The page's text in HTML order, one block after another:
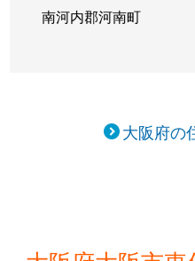
南河内郡河南町
大阪府の